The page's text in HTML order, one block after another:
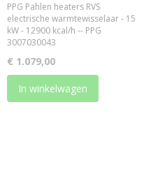
PPG Pahlen heaters RVS
electrische warmtewisselaar - 15
kW - 12900 kcal/h -- PPG
3007030043
€ 1.079,00
In winkelwagen